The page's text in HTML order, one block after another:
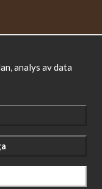
analys av data